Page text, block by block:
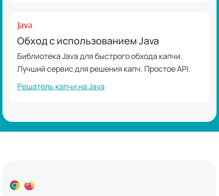
Обход с использованием Java
Библиотека Java для быстрого обхода капчи.
Лучший сервис для решения капч. Простое API.
Решатель капчи на Java